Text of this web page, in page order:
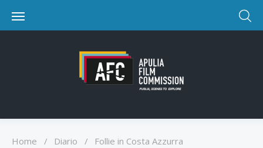
Home / Diario / Follie in Costa Azzurra